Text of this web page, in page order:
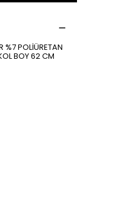
%7 POLİÜRETAN
BOY 62 CM